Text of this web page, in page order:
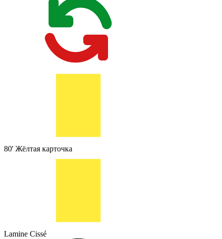
80' Жёлтая карточка
Lamine Cissé